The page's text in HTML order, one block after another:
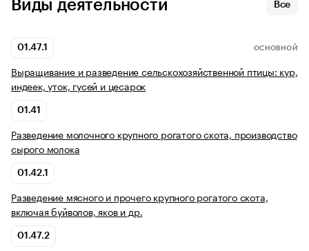
Виды деятельности Все
01.47.1 ОСНОВНОЙ
Выращивание и разведение сельскохозяйственной птицы: кур,
индеек, уток, гусей и цесарок
01.41
Разведение молочного крупного рогатого скота, производство
сырого молока
01.42.1
Разведение мясного и прочего крупного рогатого скота,
включая буйволов, яков и др.
01.47.2